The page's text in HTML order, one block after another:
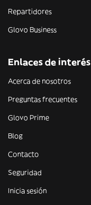
Repartidores
Glovo Business
Enlaces de interés
Acerca de nosotros
Preguntas frecuentes
Glovo Prime
Blog
Contacto
Seguridad
Inicia sesión